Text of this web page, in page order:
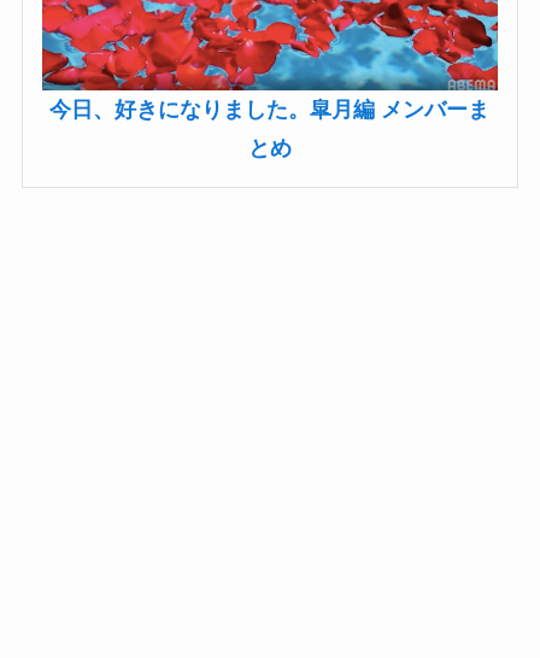
今日、好きになりました。皐月編 メンバーま
とめ